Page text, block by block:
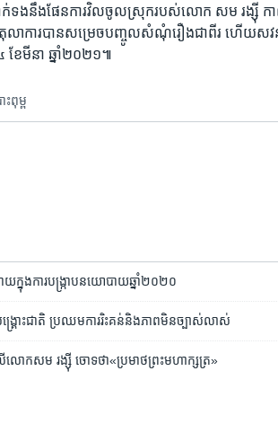
ង​នឹង​ផែន​ការ​វិល​ចូល​ស្រុក​របស់​លោក​ សម រង្ស៊ី កា
លា​ការបាន​សម្រេច​បញ្ចូល​សំណុំ​រឿង​ជា​ពីរ ហើយ​សវនា
ខែ​មីនា ឆ្នាំ​២០២១៕
ះពុម្ព
ក្នុង​ការ​បង្រ្កាប​នយោបាយ​ឆ្នាំ​២០២០
គ្រោះ​ជាតិ ​ប្រឈម​ការ​រិះគន់​និង​ភាព​មិន​ច្បាស់​លាស់
លើ​លោក​សម រង្ស៊ី​ ចោទ​ថា​«ប្រមាថ​ព្រះ​មហាក្សត្រ»